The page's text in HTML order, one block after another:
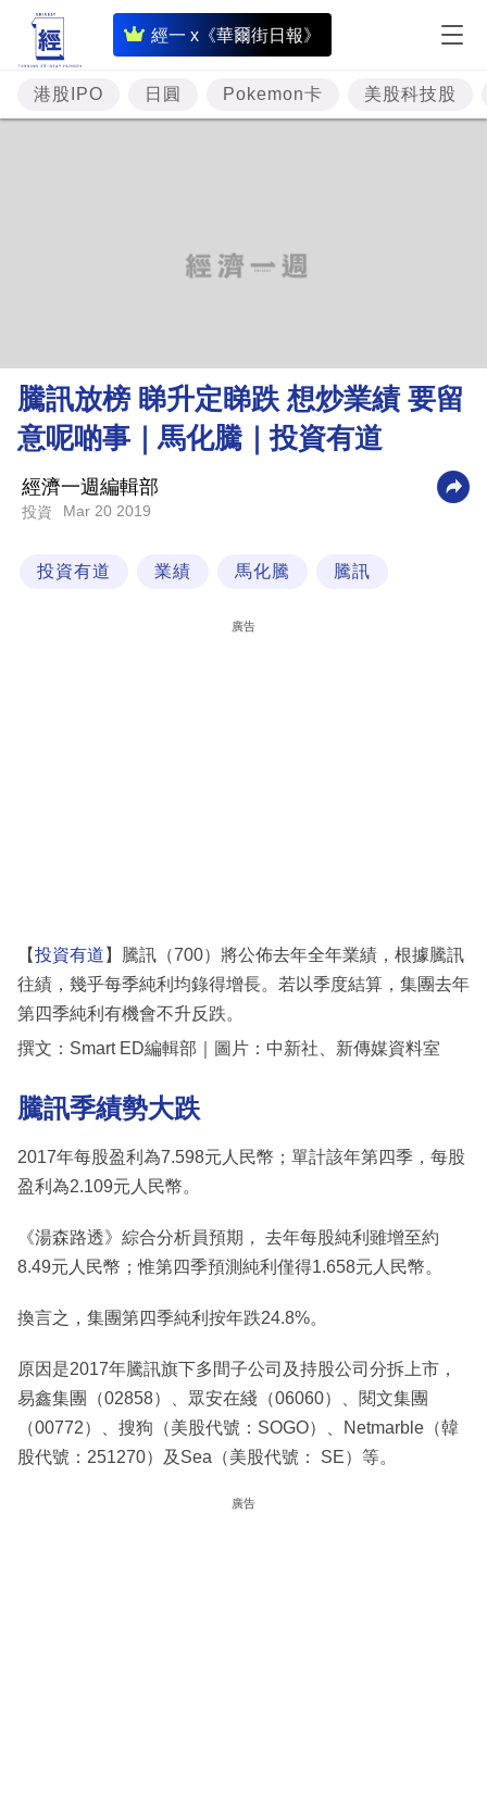
經一 x《華爾街日報》
即
時
財
經
理
財
業
科
區
港股IPO 日圓 Pokemon卡 美股科技股
騰訊放榜 睇升定睇跌 想炒業績 要留
意呢啲事｜馬化騰｜投資有道
經濟一週編輯部
投資 Mar 20 2019
投資有道 業績 馬化騰 騰訊
廣告
【投資有道 】騰訊（700）將公佈去年全年業績，根據騰訊
往績，幾乎每季純利均錄得增長。若以季度結算，集團去年
第四季純利有機會不升反跌。
撰文：Smart ED編輯部｜圖片：中新社、新傳媒資料室
騰訊季績勢大跌
2017年每股盈利為7.598元人民幣；單計該年第四季，每股
盈利為2.109元人民幣。
《湯森路透》綜合分析員預期， 去年每股純利雖增至約
8.49元人民幣；惟第四季預測純利僅得1.658元人民幣。
換言之，集團第四季純利按年跌24.8%。
原因是2017年騰訊旗下多間子公司及持股公司分拆上市，
易鑫集團（02858）、眾安在綫（06060）、閱文集團
（00772）、搜狗（美股代號：SOGO）、Netmarble（韓
股代號：251270）及Sea（美股代號： SE）等。
廣告